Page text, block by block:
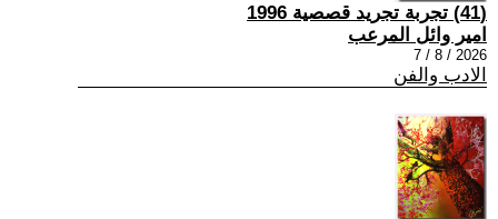
(41) تجربة تجريد قصصية 1996
امير وائل المرعب
2026 / 8 / 7
الادب والفن